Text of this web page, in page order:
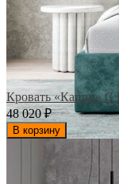
Кровать «Капри»
48 020₽
В корзину